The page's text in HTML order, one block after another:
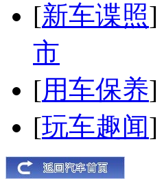
[新车谍照]
市
[用车保养]
[玩车趣闻]